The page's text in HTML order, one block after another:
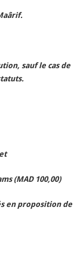
sauf le cas de
(MAD 100,00)
en proposition de